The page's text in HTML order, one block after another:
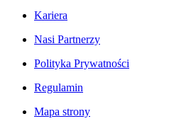
Kariera
Nasi Partnerzy
Polityka Prywatności
Regulamin
Mapa strony